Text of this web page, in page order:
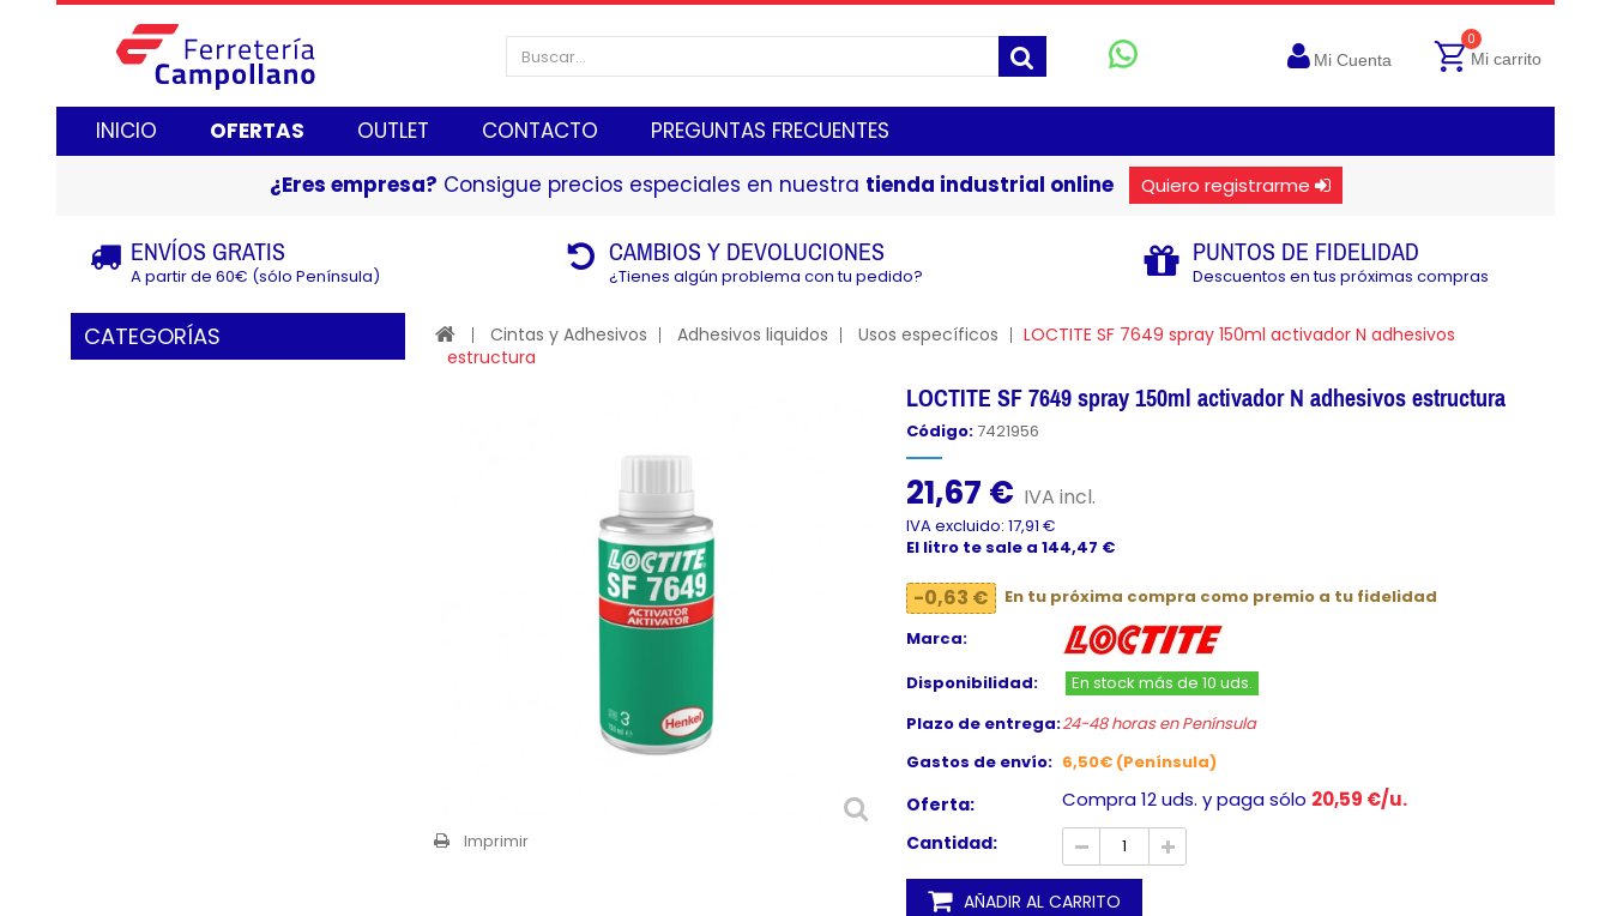
INICIO OFERTAS OUTLET CONTACTO PREGUNTAS FRECUENTES
Mi Cuenta
0
Mi carrito
¿Eres empresa? Consigue precios especiales en nuestra tienda industrial online Quiero registrarme
ENVÍOS GRATIS
A partir de 60€ (sólo Península)
CAMBIOS Y DEVOLUCIONES
¿Tienes algún problema con tu pedido?
PUNTOS DE FIDELIDAD
Descuentos en tus próximas compras
CATEGORÍAS Cintas y Adhesivos Adhesivos liquidos Usos específicos
LOCTITE SF 7649 spray 150ml activador N adhesivos
estructura
Imprimir
LOCTITE SF 7649 spray 150ml activador N adhesivos estructura
Código:7421956
21,67 € IVA incl.
IVA excluido: 17,91 €
El litro te sale a 144,47 €
-0,63 €
En tu próxima compra como premio a tu fidelidad
Marca:
Disponibilidad:
En stock más de 10 uds.
Plazo de entrega:24-48 horas en Península
Gastos de envío: 6,50€ (Península)
Oferta: Compra 12 uds. y paga sólo 20,59 €/u.
Cantidad:
AÑADIR AL CARRITO